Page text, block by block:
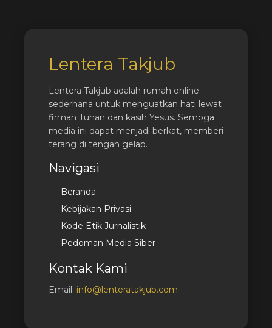
Lentera Takjub
Lentera Takjub adalah rumah online
sederhana untuk menguatkan hati lewat
firman Tuhan dan kasih Yesus. Semoga
media ini dapat menjadi berkat, memberi
terang di tengah gelap.
Navigasi
Beranda
Kebijakan Privasi
Kode Etik Jurnalistik
Pedoman Media Siber
Kontak Kami
Email: info@lenteratakjub.com